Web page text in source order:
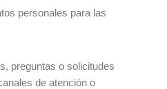
personales para las
preguntas o solicitudes
de atención o